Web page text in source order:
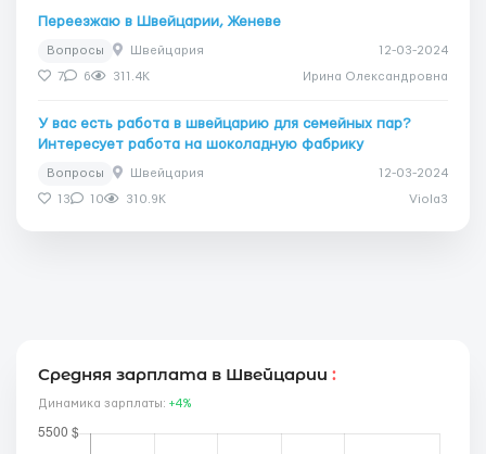
Переезжаю в Швейцарии, Женеве
Вопросы Швейцария 12-03-2024
7 6 311.4K Ирина Олександровна
У вас есть работа в швейцарию для семейных пар?
Интересует работа на шоколадную фабрику
Вопросы Швейцария 12-03-2024
13 10 310.9K Viola3
Средняя зарплата в Швейцарии :
Динамика зарплаты: +4%